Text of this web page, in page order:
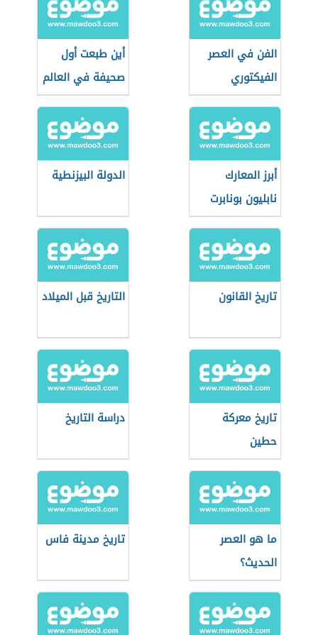
الفن في العصر
الفيكتوري
أين طبعت أول
صحيفة في العالم
أبرز المعارك
نابليون بونابرت
الدولة البيزنطية
تاريخ القانون التاريخ قبل الميلاد
تاريخ معركة
حطين
دراسة التاريخ
ما هو العصر
الحديث؟
تاريخ مدينة فاس